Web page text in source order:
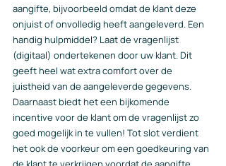
aangifte, bijvoorbeeld omdat de klant deze
onjuist of onvolledig heeft aangeleverd. Een
handig hulpmiddel? Laat de vragenlijst
(digitaal) ondertekenen door uw klant. Dit
geeft heel wat extra comfort over de
juistheid van de aangeleverde gegevens.
Daarnaast biedt het een bijkomende
incentive voor de klant om de vragenlijst zo
goed mogelijk in te vullen! Tot slot verdient
het ook de voorkeur om een goedkeuring van